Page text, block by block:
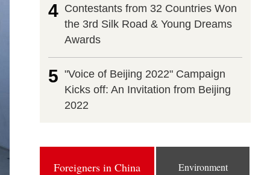
4 Contestants from 32 Countries Won
the 3rd Silk Road & Young Dreams
Awards
5 "Voice of Beijing 2022" Campaign
Kicks off: An Invitation from Beijing
2022
Foreigners in China Environment